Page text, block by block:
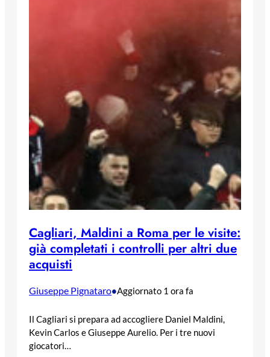
Cagliari, Maldini a Roma per le visite:
già completati i controlli per altri due
acquisti
Giuseppe Pignataro•Aggiornato 1 ora fa
Il Cagliari si prepara ad accogliere Daniel Maldini,
Kevin Carlos e Giuseppe Aurelio. Per i tre nuovi
giocatori…